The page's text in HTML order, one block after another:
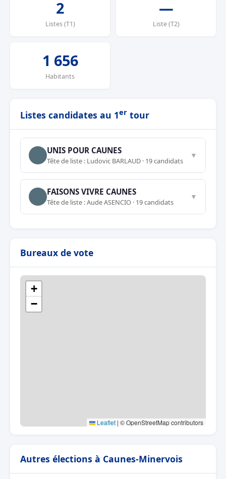
2
Listes (T1)
—
Liste (T2)
1 656
Habitants
Listes candidates au 1er tour
UNIS POUR CAUNES
Tête de liste : Ludovic BARLAUD · 19 candidats
▼
FAISONS VIVRE CAUNES
Tête de liste : Aude ASENCIO · 19 candidats
▼
Bureaux de vote
+
−
Leaflet | © OpenStreetMap contributors
Autres élections à Caunes-Minervois